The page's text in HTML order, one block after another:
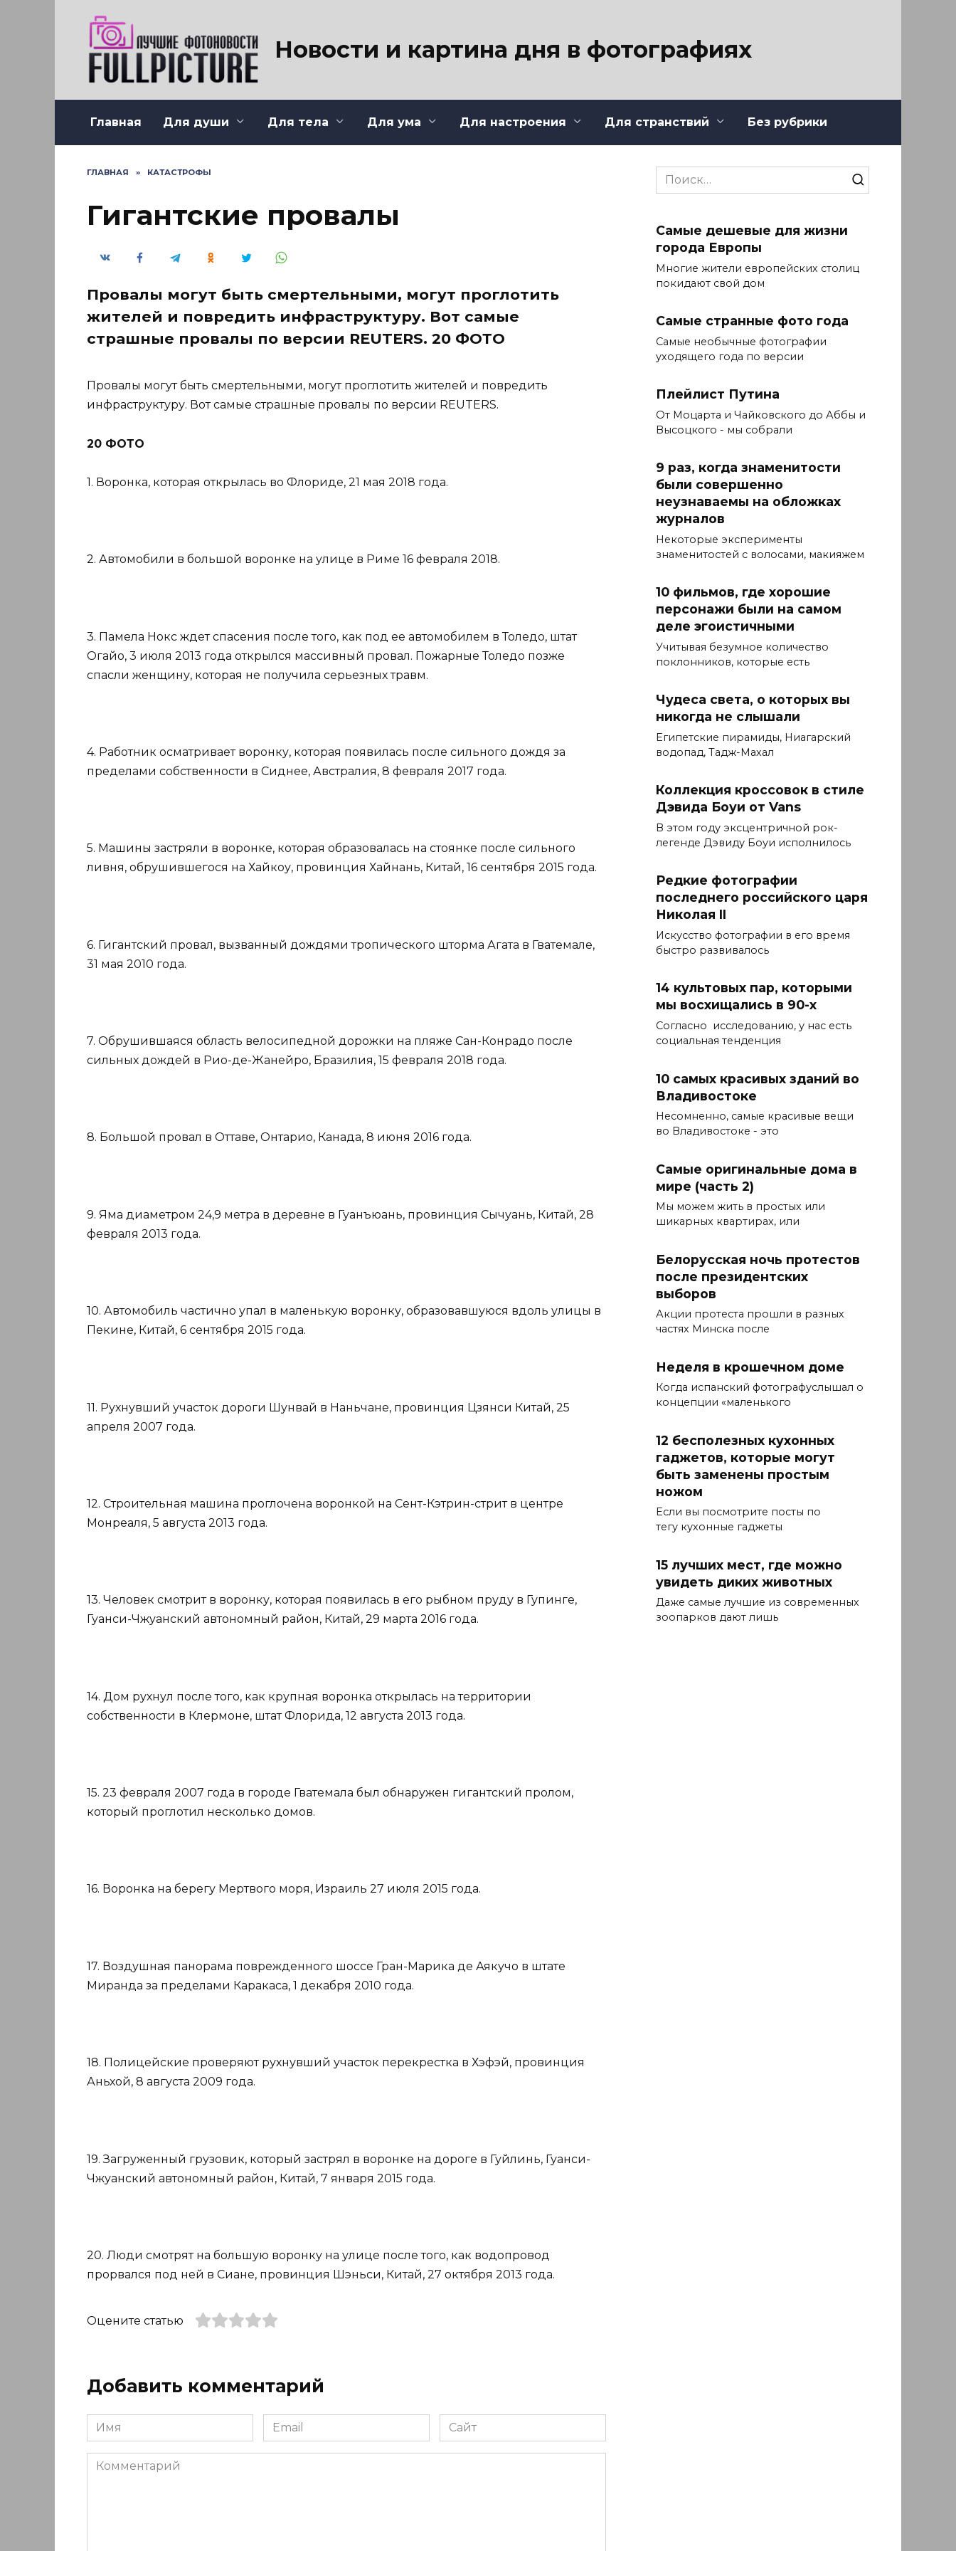
Новости и картина дня в фотографиях
Главная Для души Для тела Для ума Для настроения Для странствий Без рубрики
ГЛАВНАЯ » КАТАСТРОФЫ
Гигантские провалы
Провалы могут быть смертельными, могут проглотить
жителей и повредить инфраструктуру. Вот самые
страшные провалы по версии REUTERS. 20 ФОТО
Провалы могут быть смертельными, могут проглотить жителей и повредить
инфраструктуру. Вот самые страшные провалы по версии REUTERS.
20 ФОТО
1. Воронка, которая открылась во Флориде, 21 мая 2018 года.
2. Автомобили в большой воронке на улице в Риме 16 февраля 2018.
3. Памела Нокс ждет спасения после того, как под ее автомобилем в Толедо, штат
Огайо, 3 июля 2013 года открылся массивный провал. Пожарные Толедо позже
спасли женщину, которая не получила серьезных травм.
4. Работник осматривает воронку, которая появилась после сильного дождя за
пределами собственности в Сиднее, Австралия, 8 февраля 2017 года.
5. Машины застряли в воронке, которая образовалась на стоянке после сильного
ливня, обрушившегося на Хайкоу, провинция Хайнань, Китай, 16 сентября 2015 года.
6. Гигантский провал, вызванный дождями тропического шторма Агата в Гватемале,
31 мая 2010 года.
7. Обрушившаяся область велосипедной дорожки на пляже Сан-Конрадо после
сильных дождей в Рио-де-Жанейро, Бразилия, 15 февраля 2018 года.
8. Большой провал в Оттаве, Онтарио, Канада, 8 июня 2016 года.
9. Яма диаметром 24,9 метра в деревне в Гуанъюань, провинция Сычуань, Китай, 28
февраля 2013 года.
10. Автомобиль частично упал в маленькую воронку, образовавшуюся вдоль улицы в
Пекине, Китай, 6 сентября 2015 года.
11. Рухнувший участок дороги Шунвай в Наньчане, провинция Цзянси Китай, 25
апреля 2007 года.
12. Строительная машина проглочена воронкой на Сент-Кэтрин-стрит в центре
Монреаля, 5 августа 2013 года.
13. Человек смотрит в воронку, которая появилась в его рыбном пруду в Гупинге,
Гуанси-Чжуанский автономный район, Китай, 29 марта 2016 года.
14. Дом рухнул после того, как крупная воронка открылась на территории
собственности в Клермоне, штат Флорида, 12 августа 2013 года.
15. 23 февраля 2007 года в городе Гватемала был обнаружен гигантский пролом,
который проглотил несколько домов.
16. Воронка на берегу Мертвого моря, Израиль 27 июля 2015 года.
17. Воздушная панорама поврежденного шоссе Гран-Марика де Аякучо в штате
Миранда за пределами Каракаса, 1 декабря 2010 года.
18. Полицейские проверяют рухнувший участок перекрестка в Хэфэй, провинция
Аньхой, 8 августа 2009 года.
19. Загруженный грузовик, который застрял в воронке на дороге в Гуйлинь, Гуанси-
Чжуанский автономный район, Китай, 7 января 2015 года.
20. Люди смотрят на большую воронку на улице после того, как водопровод
прорвался под ней в Сиане, провинция Шэньси, Китай, 27 октября 2013 года.
Оцените статью
Добавить комментарий
Имя
*
Email
*
Сайт
Комментарий
Search
for:
Самые дешевые для жизни
города Европы
Многие жители европейских столиц
покидают свой дом
Самые странные фото года
Самые необычные фотографии
уходящего года по версии
Плейлист Путина
От Моцарта и Чайковского до Аббы и
Высоцкого - мы собрали
9 раз, когда знаменитости
были совершенно
неузнаваемы на обложках
журналов
Некоторые эксперименты
знаменитостей с волосами, макияжем
10 фильмов, где хорошие
персонажи были на самом
деле эгоистичными
Учитывая безумное количество
поклонников, которые есть
Чудеса света, о которых вы
никогда не слышали
Египетские пирамиды, Ниагарский
водопад, Тадж-Махал
Коллекция кроссовок в стиле
Дэвида Боуи от Vans
В этом году эксцентричной рок-
легенде Дэвиду Боуи исполнилось
Редкие фотографии
последнего российского царя
Николая II
Искусство фотографии в его время
быстро развивалось
14 культовых пар, которыми
мы восхищались в 90-х
Согласно исследованию, у нас есть
социальная тенденция
10 самых красивых зданий во
Владивостоке
Несомненно, самые красивые вещи
во Владивостоке - это
Самые оригинальные дома в
мире (часть 2)
Мы можем жить в простых или
шикарных квартирах, или
Белорусская ночь протестов
после президентских
выборов
Акции протеста прошли в разных
частях Минска после
Неделя в крошечном доме
Когда испанский фотографуслышал о
концепции «маленького
12 бесполезных кухонных
гаджетов, которые могут
быть заменены простым
ножом
Если вы посмотрите посты по
тегу кухонные гаджеты
15 лучших мест, где можно
увидеть диких животных
Даже самые лучшие из современных
зоопарков дают лишь